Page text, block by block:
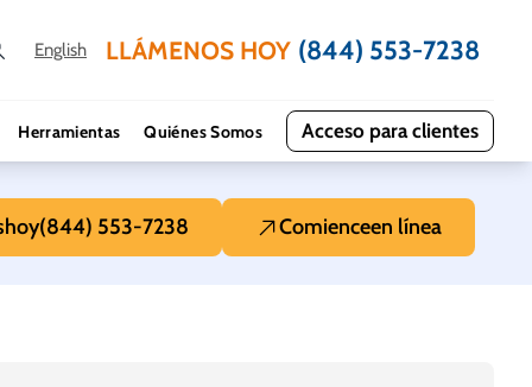
English LLÁMENOS HOY (844) 553-7238
Herramientas Quiénes Somos Acceso para clientes
hoy(844) 553-7238 Comienceen línea